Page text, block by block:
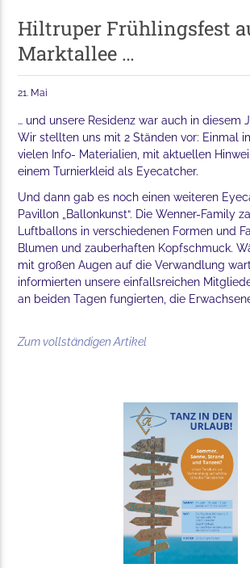
Hiltruper Frühlingsfest
Marktallee …
21. Mai
… und unsere Residenz war auch in diesem
Wir stellten uns mit 2 Ständen vor: Einmal
vielen Info- Materialien, mit aktuellen
einem Turnierkleid als Eyecatcher.
Und dann gab es noch einen weiteren
Pavillon „Ballonkunst“. Die Wenner-Family
Luftballons in verschiedenen Formen und
Blumen und zauberhaften Kopfschmuck.
mit großen Augen auf die Verwandlung
informierten unsere einfallsreichen
an beiden Tagen fungierten, die
Zum vollständigen Artikel